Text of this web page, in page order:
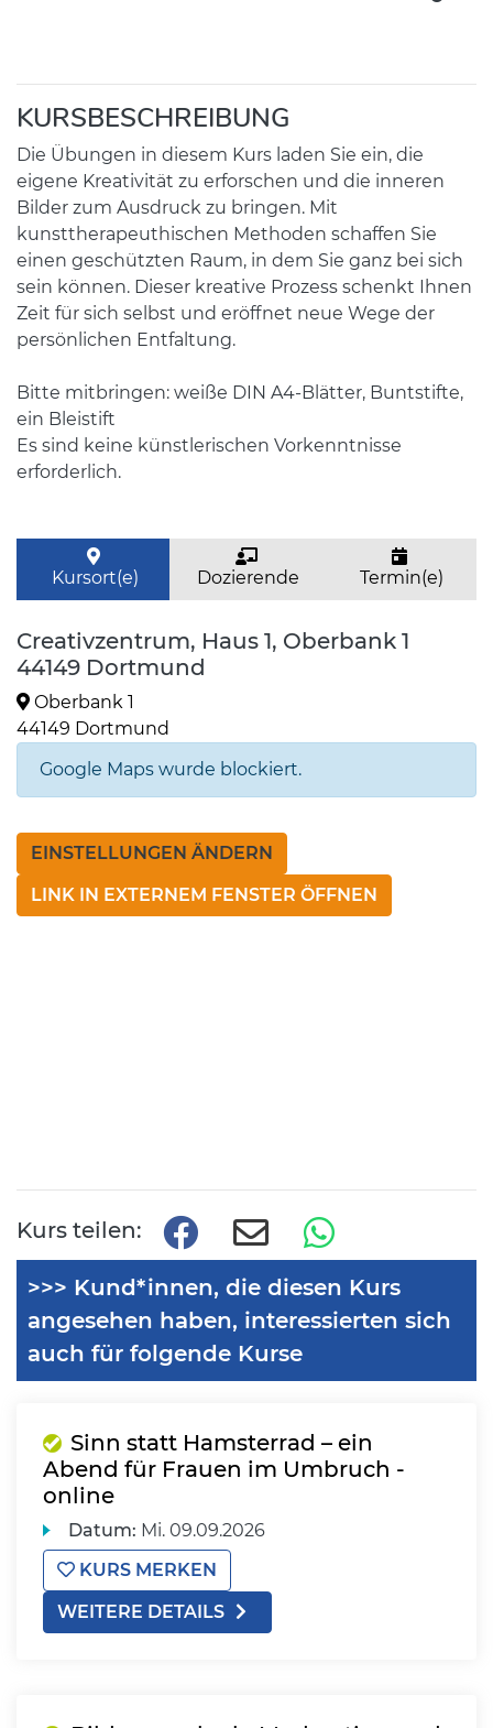
KURSBESCHREIBUNG
Die Übungen in diesem Kurs laden Sie ein, die
eigene Kreativität zu erforschen und die inneren
Bilder zum Ausdruck zu bringen. Mit
kunsttherapeuthischen Methoden schaffen Sie
einen geschützten Raum, in dem Sie ganz bei sich
sein können. Dieser kreative Prozess schenkt Ihnen
Zeit für sich selbst und eröffnet neue Wege der
persönlichen Entfaltung.
Bitte mitbringen: weiße DIN A4-Blätter, Buntstifte,
ein Bleistift
Es sind keine künstlerischen Vorkenntnisse
erforderlich.
Kursort(e) Dozierende Termin(e)
Creativzentrum, Haus 1, Oberbank 1
44149 Dortmund
Oberbank 1
44149 Dortmund
Google Maps wurde blockiert.
EINSTELLUNGEN ÄNDERN
LINK IN EXTERNEM FENSTER ÖFFNEN
Kurs teilen:
>>> Kund*innen, die diesen Kurs
angesehen haben, interessierten sich
auch für folgende Kurse
Sinn statt Hamsterrad – ein
Abend für Frauen im Umbruch -
online
Datum: Mi. 09.09.2026
KURS MERKEN
WEITERE DETAILS